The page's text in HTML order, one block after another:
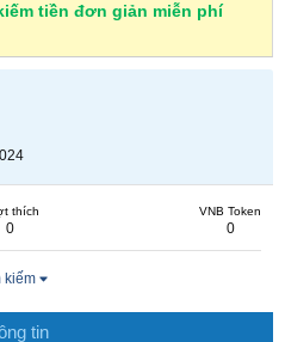
tiền đơn giản miễn phí
thích
0
VNB Token
0
kiếm
tin